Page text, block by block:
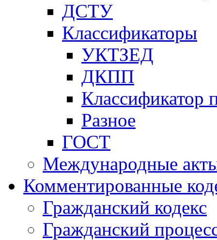
ДСТУ
Классификаторы
УКТЗЕД
ДКПП
Классификатор
Разное
ГОСТ
Международные
Комментированные
Гражданский кодекс
Гражданский